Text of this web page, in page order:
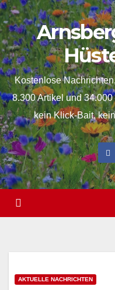
springen
Skip
to
content
Kostenlose
8.300 Artikel und
kein Klick-Bait,
AKTUELLE NACHRICHTEN